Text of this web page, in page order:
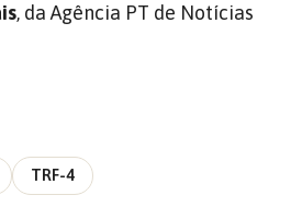
, da Agência PT de Notícias
TRF-4